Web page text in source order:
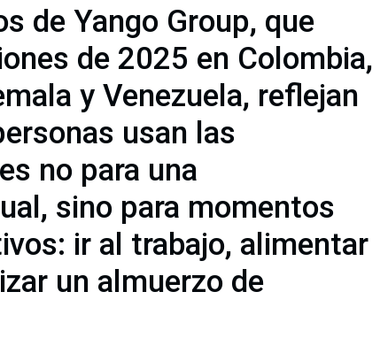
de Yango Group, que
de 2025 en Colombia,
y Venezuela, reflejan
usan las
no para una
sino para momentos
ir al trabajo, alimentar
un almuerzo de